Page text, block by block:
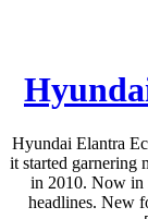
Hyundai Elantra
it started garnering
in 2010. Now in
headlines. New